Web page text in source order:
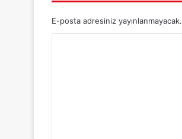
E-posta adresiniz yayınlanmayacak.